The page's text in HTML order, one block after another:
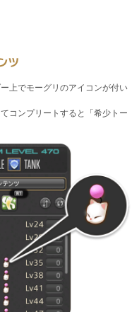
上でモーグリのアイコンが付い
コンプリートすると「希少トー